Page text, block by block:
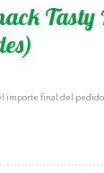
Tasty
importe final del